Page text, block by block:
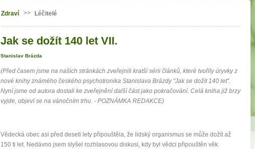
Jste zde
Zdraví >> Léčitelé
Jak se dožít 140 let VII.
Stanislav Brázda
(Před časem jsme na našich stránkách zveřejnili kratší sérii článků, které tvořily úryvky z
nové knihy známého českého psychotronika Stanislava Brázdy "Jak se dožít 140 let".
Nyní jsme od autora dostali ke zveřejnění další část jako pokračování. Celá kniha již brzy
vyjde, objeví se na vánočním trhu. - POZNÁMKA REDAKCE)
Vědecká obec asi před deseti lety připouštěla, že lidský organismus se může dožít až
150 ti let. Nedávno jsem slyšel rozhlasovou diskusi, kdy byl vědci připouštěn věk